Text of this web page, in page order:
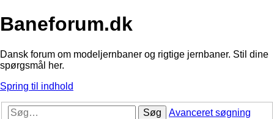
Baneforum.dk
Dansk forum om modeljernbaner og rigtige jernbaner. Stil dine
spørgsmål her.
Spring til indhold
Søg Avanceret søgning